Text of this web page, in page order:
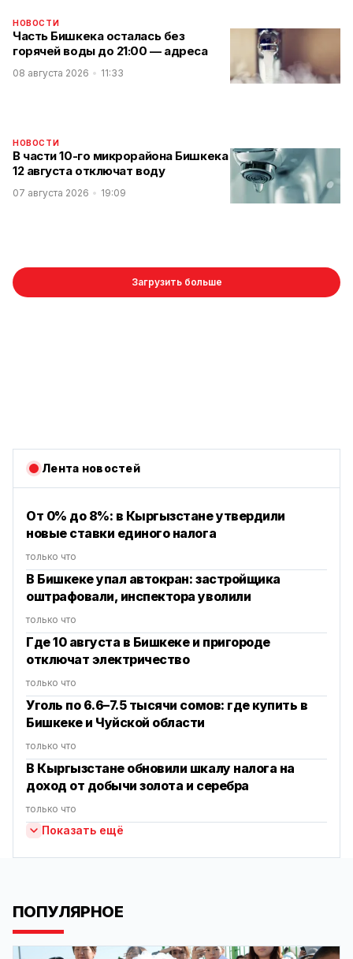
НОВОСТИ
Часть Бишкека осталась без
горячей воды до 21:00 — адреса
08 августа 2026 11:33
НОВОСТИ
В части 10-го микрорайона Бишкека
12 августа отключат воду
07 августа 2026 19:09
Загрузить больше
Лента новостей
От 0% до 8%: в Кыргызстане утвердили
новые ставки единого налога
только что
В Бишкеке упал автокран: застройщика
оштрафовали, инспектора уволили
только что
Где 10 августа в Бишкеке и пригороде
отключат электричество
только что
Уголь по 6.6–7.5 тысячи сомов: где купить в
Бишкеке и Чуйской области
только что
В Кыргызстане обновили шкалу налога на
доход от добычи золота и серебра
только что
Показать ещё
ПОПУЛЯРНОЕ